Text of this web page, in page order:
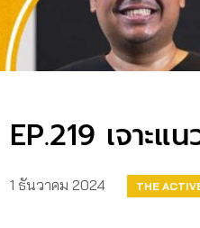
EP.219 เจาะ
1 ธันวาคม 2024 THE